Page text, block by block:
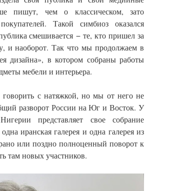
пишут, чем о классическом, зато
Такой симбиоз оказался
смешивается − те, кто пришел за
и наоборот. Так что мы продолжаем в
дизайна», в котором собраны работы
мебели и интерьера.
с натяжкой, но мы от него не
разворот России на Юг и Восток. У
представляет свое собрание
иранская галерея и одна галерея из
или поздно полноценный поворот к
там новых участников.